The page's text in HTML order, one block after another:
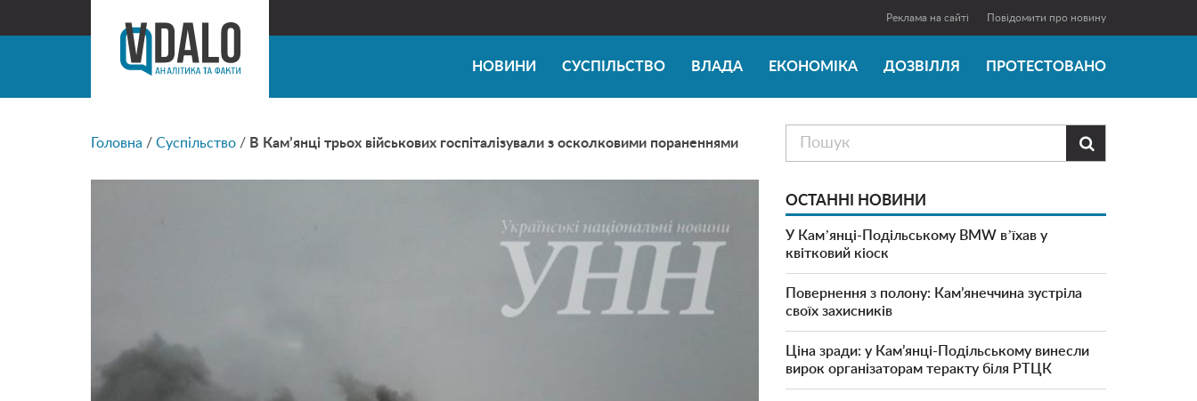
Реклама на сайті Повідомити про новину
НОВИНИ СУСПІЛЬСТВО ВЛАДА ЕКОНОМІКА ДОЗВІЛЛЯ ПРОТЕСТОВАНО
Головна / Суспільство / В Кам’янці трьох військових госпіталізували з осколковими пораненнями 
ОСТАННІ НОВИНИ
У Камʼянці-Подільському BMW вʼїхав у
квітковий кіоск
Повернення з полону: Кам’янеччина зустріла
своїх захисників
Ціна зради: у Кам’янці-Подільському винесли
вирок організаторам теракту біля РТЦК